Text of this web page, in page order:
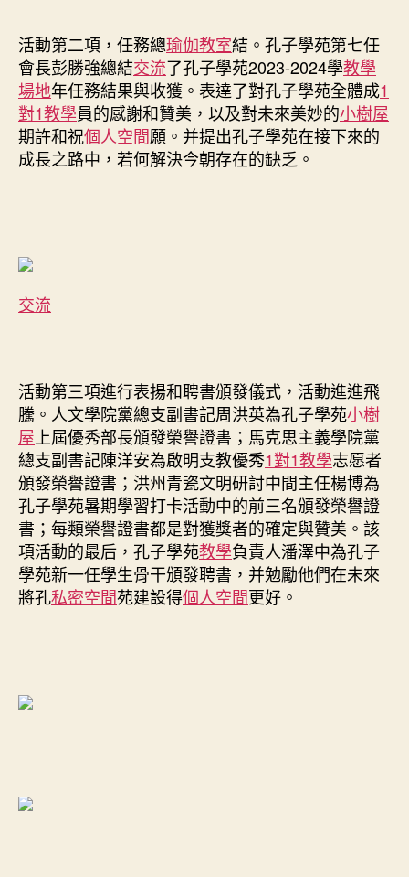
活動第二項，任務總瑜伽教室結。孔子學苑第七任
會長彭勝強總結交流了孔子學苑2023-2024學教學
場地年任務結果與收獲。表達了對孔子學苑全體成1
對1教學員的感謝和贊美，以及對未來美妙的小樹屋
期許和祝個人空間願。并提出孔子學苑在接下來的
成長之路中，若何解決今朝存在的缺乏。
交流
活動第三項進行表揚和聘書頒發儀式，活動進進飛
騰。人文學院黨總支副書記周洪英為孔子學苑小樹
屋 上屆優秀部長頒發榮譽證書；馬克思主義學院黨
總支副書記陳洋安為啟明支教優秀1對1教學志愿者
頒發榮譽證書；洪州青瓷文明研討中間主任楊博為
孔子學苑暑期學習打卡活動中的前三名頒發榮譽證
書；每類榮譽證書都是對獲獎者的確定與贊美。該
項活動的最后，孔子學苑教學負責人潘澤中為孔子
學苑新一任學生骨干頒發聘書，并勉勵他們在未來
將孔私密空間苑建設得個人空間更好。